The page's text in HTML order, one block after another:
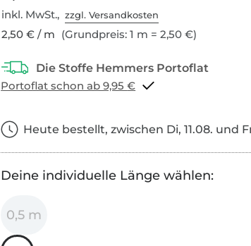
inkl. MwSt.,zzgl. Versandkosten
2,50 € / m (Grundpreis: 1 m = 2,50 €)
Portoflat schon ab 9,95 €
Heute bestellt, zwischen Di, 11.08. und
Deine individuelle Länge wählen:
0,5 m